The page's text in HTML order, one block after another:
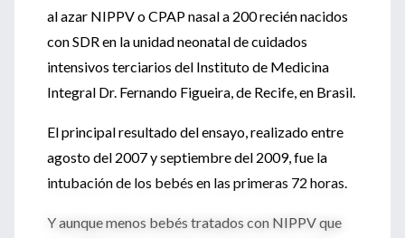
al azar NIPPV o CPAP nasal a 200 recién nacidos
con SDR en la unidad neonatal de cuidados
intensivos terciarios del Instituto de Medicina
Integral Dr. Fernando Figueira, de Recife, en Brasil.
El principal resultado del ensayo, realizado entre
agosto del 2007 y septiembre del 2009, fue la
intubación de los bebés en las primeras 72 horas.
Y aunque menos bebés tratados con NIPPV que